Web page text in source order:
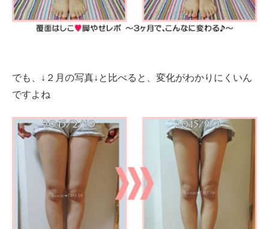
でも、↓２月の写真↓と比べると、変化がわかりにくいん
ですよね